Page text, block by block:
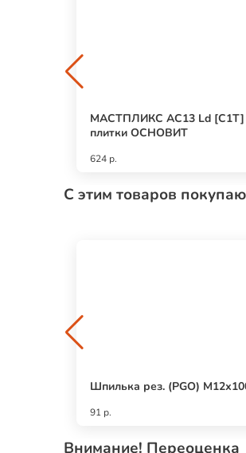
МАСТПЛИКС AC13 Ld [С1T]
плитки ОСНОВИТ
624 р.
С этим товаров
Шпилька рез. (PGO)
91 р.
Внимание! Переоценка